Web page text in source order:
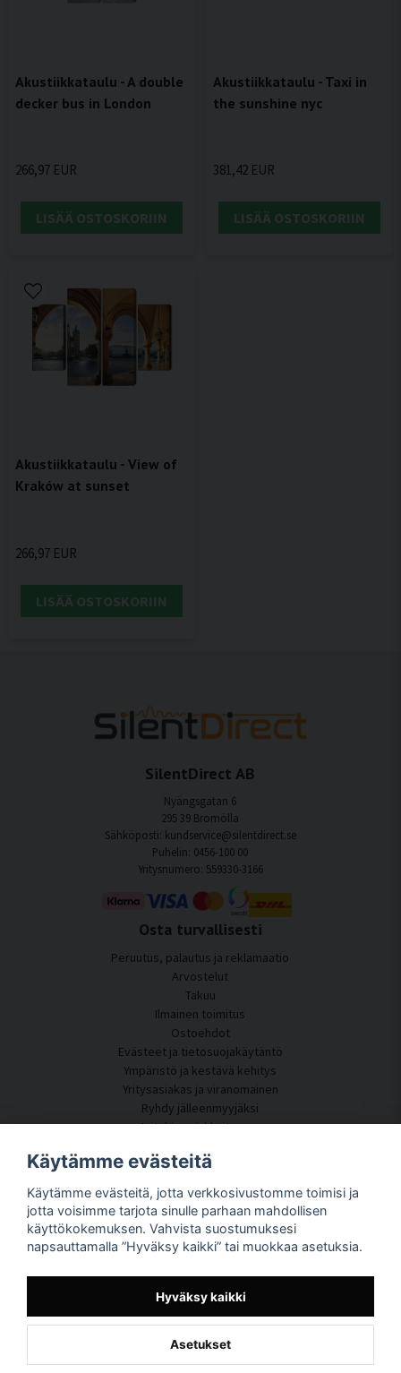
Akustiikkataulu - A double
decker bus in London
266,97 EUR
LISÄÄ OSTOSKORIIN
Akustiikkataulu - Taxi in
the sunshine nyc
381,42 EUR
LISÄÄ OSTOSKORIIN
Akustiikkataulu - View of
Kraków at sunset
266,97 EUR
LISÄÄ OSTOSKORIIN
SilentDirect AB
Nyängsgatan 6
295 39 Bromölla
Sähköposti: kundservice@silentdirect.se
Puhelin: 0456-100 00
Yritysnumero: 559330-3166
Osta turvallisesti
Peruutus, palautus ja reklamaatio
Arvostelut
Takuu
Ilmainen toimitus
Ostoehdot
Evästeet ja tietosuojakäytäntö
Ympäristö ja kestävä kehitys
Yritysasiakas ja viranomainen
Ryhdy jälleenmyyjäksi
Joitakin asiakkaitamme
Asiakaspalvelu
Akustiikkakonsultointi
Asennus
Kysymyksiä ja vastauksia
Tietoportaali
Seuraa pakettiasi täältä
Tietoja SilentDirectistä
Käytämme evästeitä
Käytämme evästeitä, jotta verkkosivustomme toimisi ja
jotta voisimme tarjota sinulle parhaan mahdollisen
käyttökokemuksen. Vahvista suostumuksesi
napsauttamalla ”Hyväksy kaikki” tai muokkaa asetuksia.
Hyväksy kaikki
Asetukset